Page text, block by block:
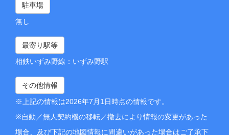
駐車場
無し
最寄り駅等
相鉄いずみ野線：いずみ野駅
その他情報
※上記の情報は2026年7月1日時点の情報です。
※自動／無人契約機の移転／撤去により情報の変更があった
場合、及び下記の地図情報に間違いがあった場合はご了承下